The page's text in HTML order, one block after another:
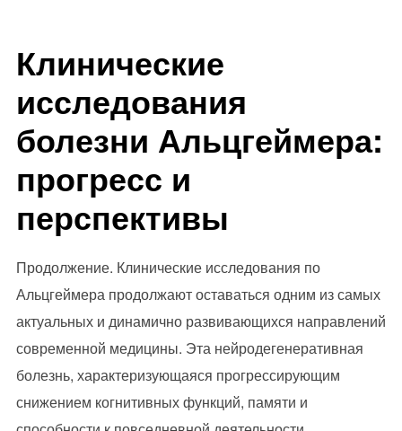
Клинические
исследования
болезни Альцгеймера:
прогресс и
перспективы
Продолжение. Клинические исследования по
Альцгеймера продолжают оставаться одним из самых
актуальных и динамично развивающихся направлений
современной медицины. Эта нейродегенеративная
болезнь, характеризующаяся прогрессирующим
снижением когнитивных функций, памяти и